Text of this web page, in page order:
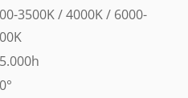
3500K / 4000K / 6000-